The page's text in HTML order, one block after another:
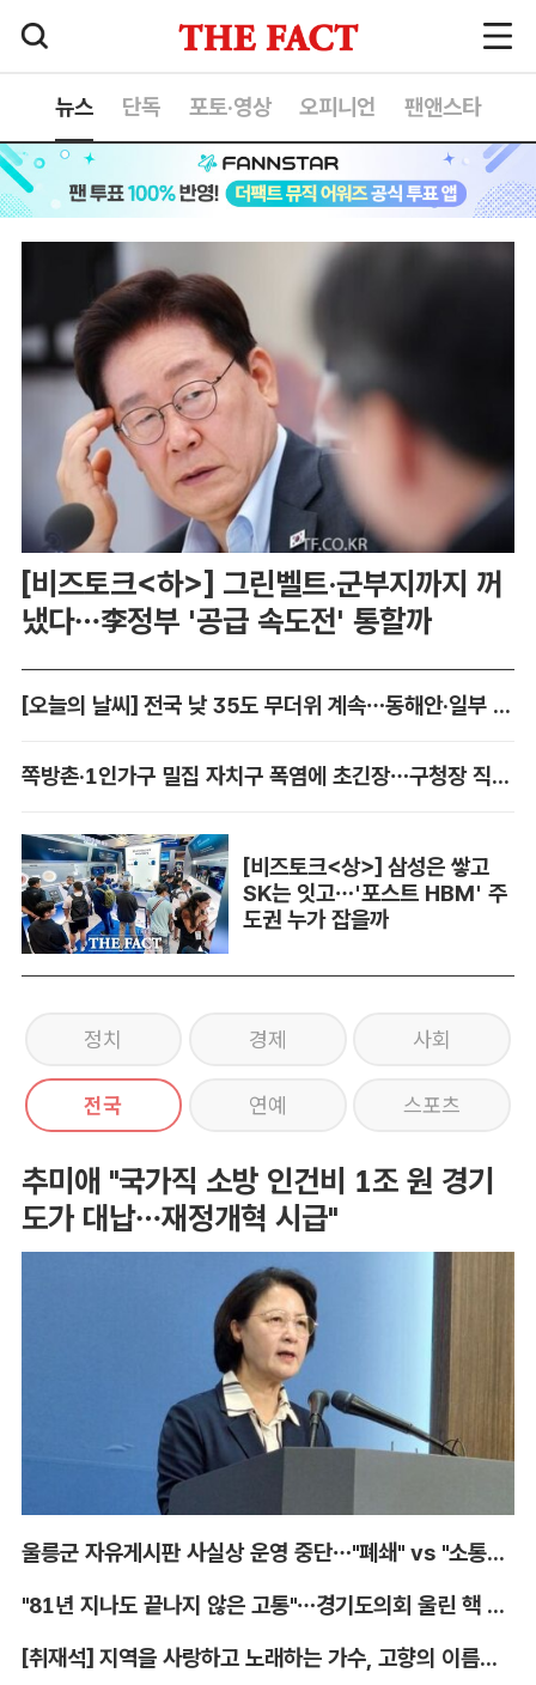
뉴스 단독 포토·영상 오피니언 팬앤스타
[비즈토크<하>] 그린벨트·군부지까지 꺼
냈다…李정부 '공급 속도전' 통할까
[오늘의 날씨] 전국 낮 35도 무더위 계속…동해안·일부 지역 비
쪽방촌·1인가구 밀집 자치구 폭염에 초긴장…구청장 직접 챙긴다
[비즈토크<상>] 삼성은 쌓고
SK는 잇고…'포스트 HBM' 주
도권 누가 잡을까
정치 경제 사회
전국 연예 스포츠
추미애 "국가직 소방 인건비 1조 원 경기
도가 대납…재정개혁 시급"
울릉군 자유게시판 사실상 운영 중단…"폐쇄" vs "소통창구 지켜야"
"81년 지나도 끝나지 않은 고통"…경기도의회 울린 핵 피해자의 증언
[취재석] 지역을 사랑하고 노래하는 가수, 고향의 이름을 남긴다